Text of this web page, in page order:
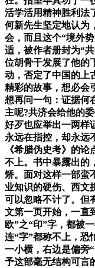
活学活用精神胜利法
何新先生坚定地认为
会，而且这个“境外
适，被作者册封为“
位胡骨干发展了他的
动，否定了中国的上
精彩的故事，想必会
想再问一句：证据何
主呢?共济会给他的
好歹也应举出一两样
永远在指控，却永远
《希腊伪史考》的
不上。书中暴露出的
矫。面对这样一部蛮
业知识的硬伤、西文
可以忽略不计了。但
文第一页开始，一直
欧”之“印”字，都被
连“字”都称不上，恐
一小横，右边是偏旁
予这部毫无结构可言